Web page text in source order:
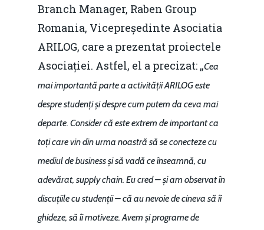
Branch Manager, Raben Group
Romania, Vicepreședinte Asociatia
ARILOG, care a prezentat proiectele
Asociației. Astfel, el a precizat: „Cea
mai importantă parte a activității ARILOG este
despre studenți și despre cum putem da ceva mai
departe. Consider că este extrem de important ca
toți care vin din urma noastră să se conecteze cu
mediul de business și să vadă ce înseamnă, cu
adevărat, supply chain. Eu cred – și am observat în
discuțiile cu studenții – că au nevoie de cineva să îi
ghideze, să îi motiveze. Avem și programe de